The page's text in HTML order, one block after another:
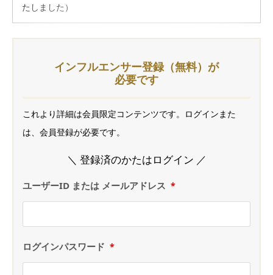
たしました）
インフルエンサー登録（無料）が
必要です
これより詳細は会員限定コンテンツです。ログインまた
は、会員登録が必要です。
＼ 登録済のかたはログイン ／
ユーザーID または メールアドレス *
ログインパスワード *